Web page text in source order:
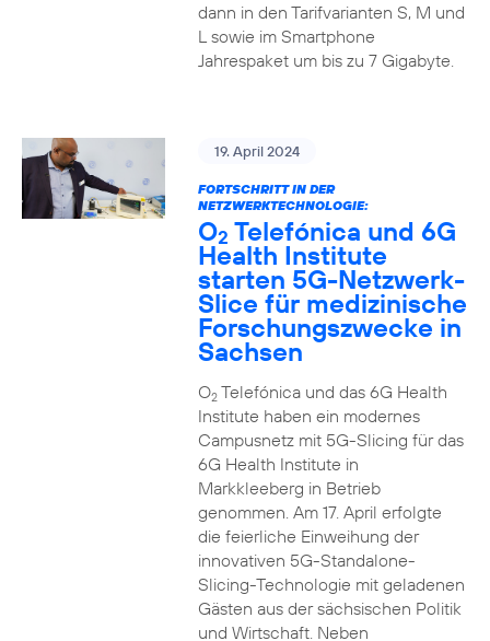
dann in den Tarifvarianten S, M und
L sowie im Smartphone
Jahrespaket um bis zu 7 Gigabyte.
19. April 2024
FORTSCHRITT IN DER
NETZWERKTECHNOLOGIE:
O2 Telefónica und 6G
Health Institute
starten 5G-Netzwerk-
Slice für medizinische
Forschungszwecke in
Sachsen
O2Telefónica und das 6G Health
Institute haben ein modernes
Campusnetz mit 5G-Slicing für das
6G Health Institute in
Markkleeberg in Betrieb
genommen. Am 17. April erfolgte
die feierliche Einweihung der
innovativen 5G-Standalone-
Slicing-Technologie mit geladenen
Gästen aus der sächsischen Politik
und Wirtschaft. Neben